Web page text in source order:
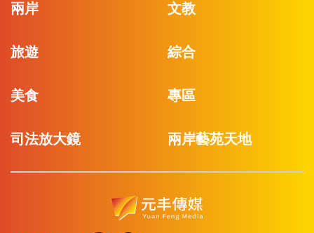
兩岸 文教
旅遊 綜合
美食 專區
司法放大鏡 兩岸藝苑天地